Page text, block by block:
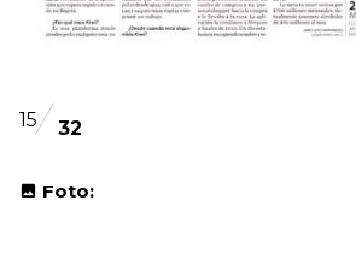
15 32
Foto: